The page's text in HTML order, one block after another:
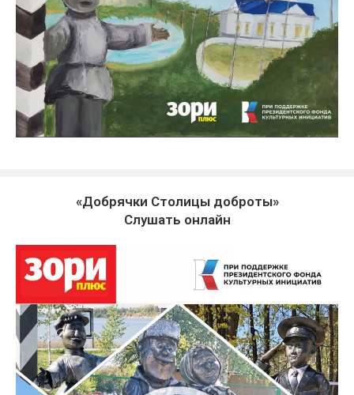
«Добрячки Столицы доброты»
Слушать онлайн